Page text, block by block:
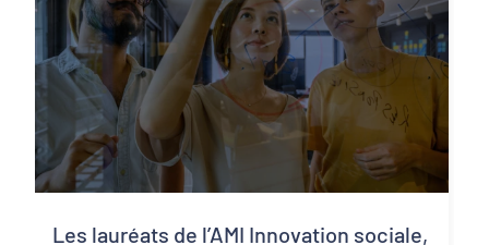
Les lauréats de l’AMI Innovation sociale,